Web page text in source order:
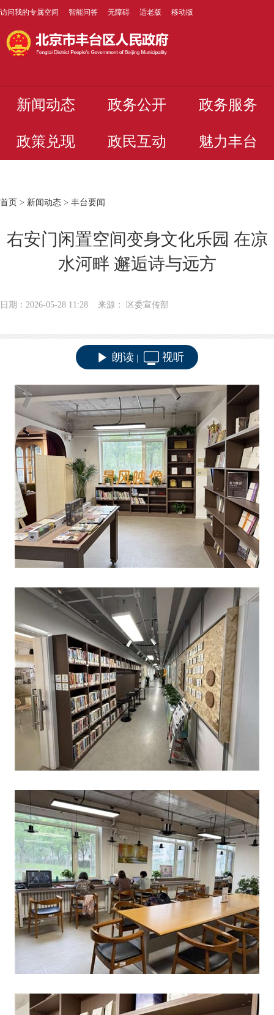
访问我的专属空间 智能问答 无障碍 适老版 移动版
新闻动态 政务公开 政务服务
政策兑现 政民互动 魅力丰台
首页 > 新闻动态 > 丰台要闻
右安门闲置空间变身文化乐园 在凉
水河畔 邂逅诗与远方
日期：2026-05-28 11:28 来源： 区委宣传部
朗读 视听